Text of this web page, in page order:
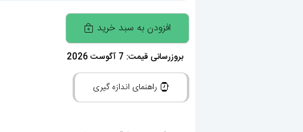
ساعت
اودمار
پیگه
مردانه
افزودن به سبد خرید
بروزرسانی قیمت: 7 آگوست 2026
راهنمای اندازه گیری